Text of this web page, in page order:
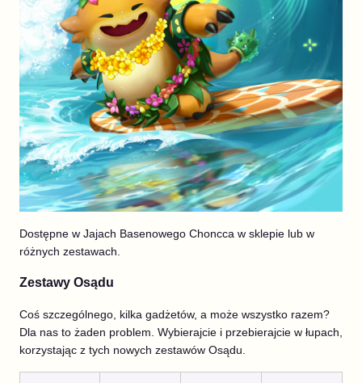
Dostępne w Jajach Basenowego Choncca w sklepie lub w
różnych zestawach.
Zestawy Osądu
Coś szczególnego, kilka gadżetów, a może wszystko razem?
Dla nas to żaden problem. Wybierajcie i przebierajcie w łupach,
korzystając z tych nowych zestawów Osądu.